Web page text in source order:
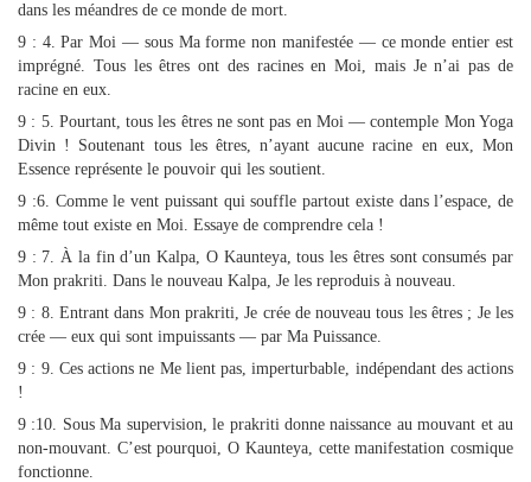
dans les méandres de ce monde de mort.
9 : 4. Par Moi — sous Ma forme non manifestée — ce monde entier est
imprégné. Tous les êtres ont des racines en Moi, mais Je n’ai pas de
racine en eux.
9 : 5. Pourtant, tous les êtres ne sont pas en Moi — contemple Mon Yoga
Divin ! Soutenant tous les êtres, n’ayant aucune racine en eux, Mon
Essence représente le pouvoir qui les soutient.
9 :6. Comme le vent puissant qui souffle partout existe dans l’espace, de
même tout existe en Moi. Essaye de comprendre cela !
9 : 7. À la fin d’un Kalpa, O Kaunteya, tous les êtres sont consumés par
Mon prakriti. Dans le nouveau Kalpa, Je les reproduis à nouveau.
9 : 8. Entrant dans Mon prakriti, Je crée de nouveau tous les êtres ; Je les
crée — eux qui sont impuissants — par Ma Puissance.
9 : 9. Ces actions ne Me lient pas, imperturbable, indépendant des actions
!
9 :10. Sous Ma supervision, le prakriti donne naissance au mouvant et au
non-mouvant. C’est pourquoi, O Kaunteya, cette manifestation cosmique
fonctionne.